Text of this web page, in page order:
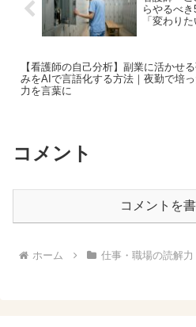
らやるべ
「変わり
【看護師の自己分析】副業に活かせ
みをAIで言語化する方法｜夜勤で培
力を言葉に
コメント
コメントを
ホーム 仕事・職場の読解力